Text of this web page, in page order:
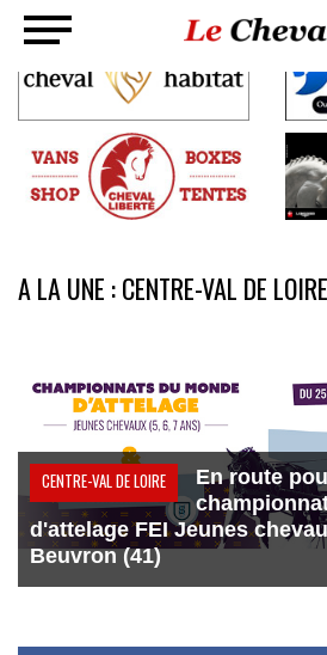
A LA UNE : CENTRE-VAL DE LOIRE
CENTRE-VAL DE LOIRE
En route
d'attelage FEI Jeunes
Beuvron (41)